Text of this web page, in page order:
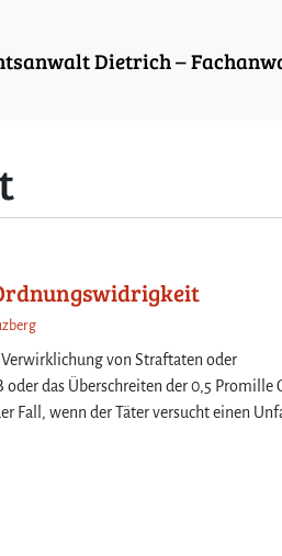
Dietrich –
von Straftaten oder
das Überschreiten der 0,5 Promille
Fall, wenn der Täter versucht einen